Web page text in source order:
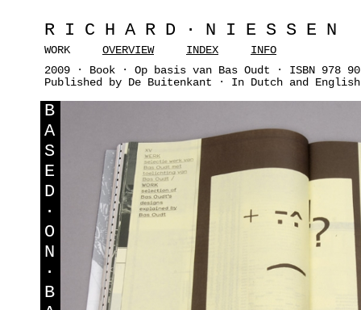
RICHARD·NIESSEN
WORK OVERVIEW INDEX
INFO
2009 · Book · Op basis van Bas Oudt · ISBN 978
Published by De Buitenkant · In Dutch and
B
A
S
E
D
·
O
N
·
B